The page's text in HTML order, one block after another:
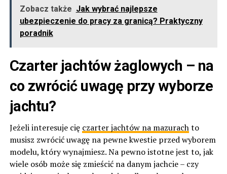
Zobacz także Jak wybrać najlepsze
ubezpieczenie do pracy za granicą? Praktyczny
poradnik
Czarter jachtów żaglowych – na
co zwrócić uwagę przy wyborze
jachtu?
Jeżeli interesuje cię czarter jachtów na mazurachto
musisz zwrócić uwagę na pewne kwestie przed wyborem
modelu, który wynajmiesz. Na pewno istotne jest to, jak
wiele osób może się zmieścić na danym jachcie – czy